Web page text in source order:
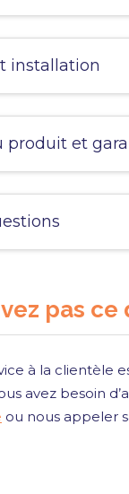
installation
produit et
pas ce
à la clientèle
avez besoin
ou nous appeler